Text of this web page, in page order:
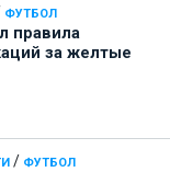
ФУТБОЛ
правила
за желтые
/ ФУТБОЛ